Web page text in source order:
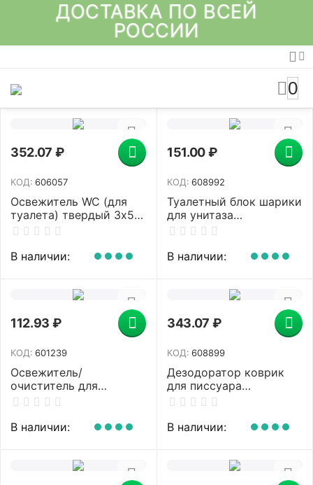
ДОСТАВКА ПО ВСЕЙ
РОССИИ
0
352.07 ₽
КОД: 606057
Освежитель WC (для
туалета) твердый 3х50
г БРЕФ Perfume Switch,
2336888
В наличии:
151.00₽
КОД: 608992
Туалетный блок шарики
для унитаза
освежитель, 2 блока по
Свежесть 3 в 1", аналог
В наличии:
112.93 ₽
КОД: 601239
Освежитель/
очиститель для
унитаза/писсуара
DOMESTOS Attax,
В наличии:
343.07 ₽
КОД: 608899
Дезодоратор коврик
для писсуара
оранжевый, аромат
Professional, на 30 дней,
В наличии: